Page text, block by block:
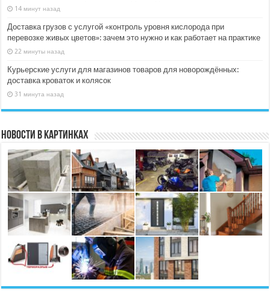
14 минут назад
Доставка грузов с услугой «контроль уровня кислорода при
перевозке живых цветов»: зачем это нужно и как работает на практике
22 минуты назад
Курьерские услуги для магазинов товаров для новорождённых:
доставка кроваток и колясок
31 минута назад
Новости в картинках